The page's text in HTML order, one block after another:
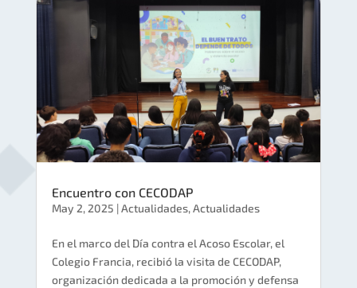
Encuentro con CECODAP
May 2, 2025 |Actualidades,Actualidades
En el marco del Día contra el Acoso Escolar, el
Colegio Francia, recibió la visita de CECODAP,
organización dedicada a la promoción y defensa